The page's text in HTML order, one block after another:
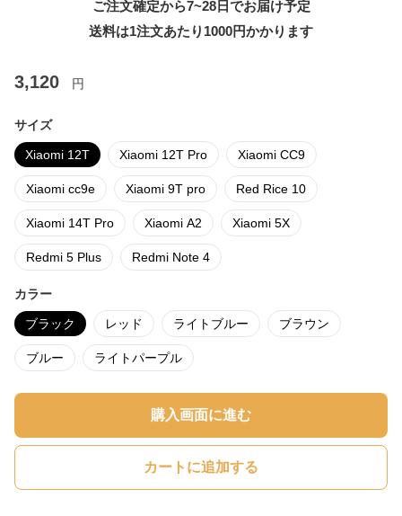
ご注文確定から7~28日でお届け予定
送料は1注文あたり 1000円かかります
3,120 円
サイズ
Xiaomi 12T Xiaomi 12T Pro Xiaomi CC9
Xiaomi cc9e Xiaomi 9T pro Red Rice 10
Xiaomi 14T Pro Xiaomi A2 Xiaomi 5X
Redmi 5 Plus Redmi Note 4
カラー
ブラック レッド ライトブルー ブラウン
ブルー ライトパープル
購入画面に進む
カートに追加する